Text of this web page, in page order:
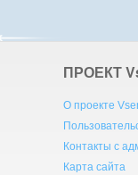
ПРОЕКТ V
О проекте
Контакты с
Карта сайта